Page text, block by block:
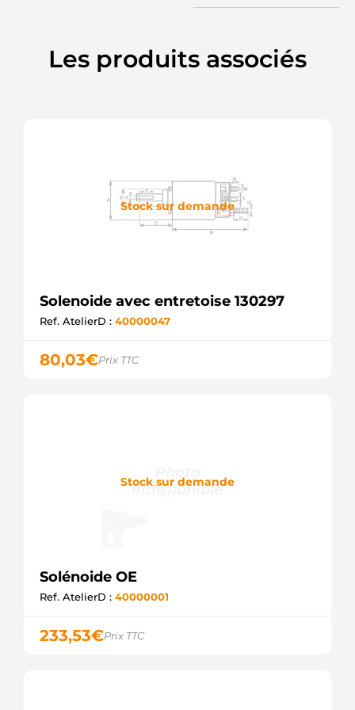
Les produits associés
Stock sur demande
Solenoide avec entretoise 130297
Ref. AtelierD : 40000047
80,03€Prix TTC
Stock sur demande
Solénoide OE
Ref. AtelierD : 40000001
233,53€Prix TTC